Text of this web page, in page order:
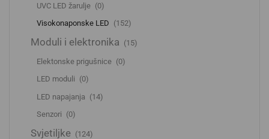
UVC LED žarulje (0)
Visokonaponske LED (152)
Moduli i elektronika (15)
Elektonske prigušnice (0)
LED moduli (0)
LED napajanja (14)
Senzori (0)
Svjetiljke (124)